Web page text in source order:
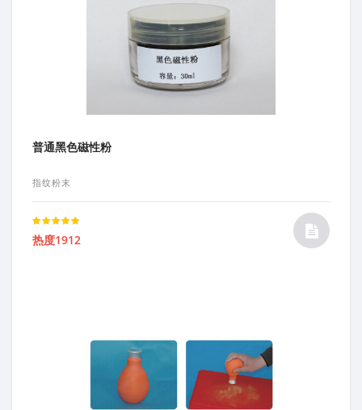
普通黑色磁性粉
指纹粉末
Rated
5.00out of 5
热度1912